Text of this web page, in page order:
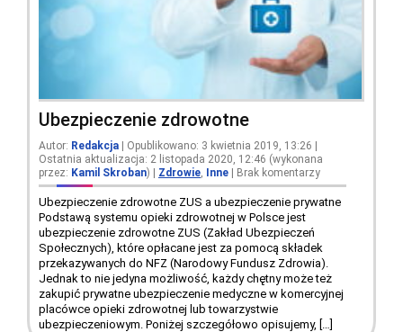
Ubezpieczenie zdrowotne
Autor: Redakcja | Opublikowano: 3 kwietnia 2019, 13:26 |
Ostatnia aktualizacja: 2 listopada 2020, 12:46 (wykonana
przez: Kamil Skroban) Zdrowie, Inne Brak komentarzy
Ubezpieczenie zdrowotne ZUS a ubezpieczenie prywatne
Podstawą systemu opieki zdrowotnej w Polsce jest
ubezpieczenie zdrowotne ZUS (Zakład Ubezpieczeń
Społecznych), które opłacane jest za pomocą składek
przekazywanych do NFZ (Narodowy Fundusz Zdrowia).
Jednak to nie jedyna możliwość, każdy chętny może też
zakupić prywatne ubezpieczenie medyczne w komercyjnej
placówce opieki zdrowotnej lub towarzystwie
ubezpieczeniowym. Poniżej szczegółowo opisujemy, […]